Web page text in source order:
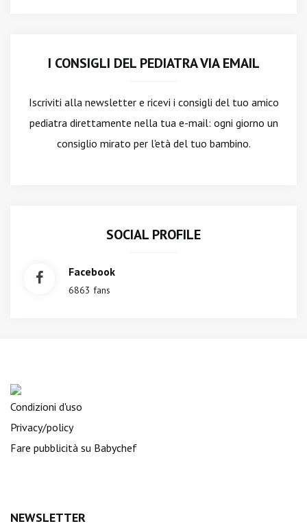
I CONSIGLI DEL PEDIATRA VIA EMAIL
Iscriviti alla newslettere ricevi i consigli del tuo amico
pediatra direttamente nella tua e-mail: ogni giorno un
consiglio mirato per l'età del tuo bambino.
SOCIAL PROFILE
Facebook
6863 fans
Condizioni d'uso
Privacy/policy
Fare pubblicità su Babychef
NEWSLETTER